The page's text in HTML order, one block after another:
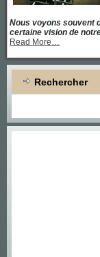
Nous voyons souvent
certaine vision de
Read More
maison
équipée
de
Rechercher